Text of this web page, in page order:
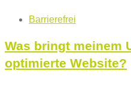
Tags Barrierefrei
Was bringt meinem
optimierte Website?